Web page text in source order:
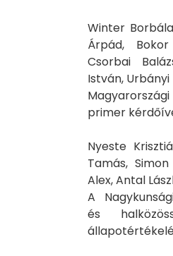
Winter
Árpád,
Csorbai
István, Urbányi
primer
Nyeste
Tamás,
Alex, Antal
A
és